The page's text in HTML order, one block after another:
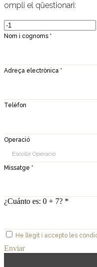
ompli el qüestionari:
Nom i cognoms *
Adreça electrònica *
Telèfon
Operació
Missatge *
¿Cuánto es: 0 + 7? *
He llegit i accepto les
Enviar